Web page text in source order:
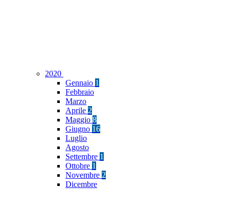
2020
Gennaio 1
Febbraio
Marzo
Aprile 2
Maggio 8
Giugno 16
Luglio
Agosto
Settembre 1
Ottobre 1
Novembre 2
Dicembre